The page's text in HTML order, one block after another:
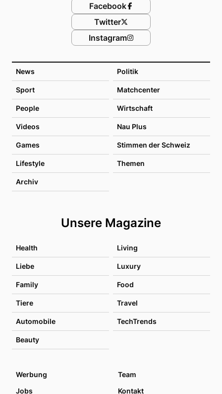
News Politik
Sport Matchcenter
People Wirtschaft
Videos Nau Plus
Games Stimmen der Schweiz
Lifestyle Themen
Archiv
Unsere Magazine
Health Living
Liebe Luxury
Family Food
Tiere Travel
Automobile TechTrends
Beauty
Facebook
Twitter
Instagram
Werbung
Team
Jobs
Kontakt